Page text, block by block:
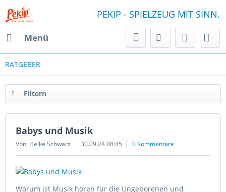
Menü
PEKIP - SPIELZEUG MIT SINN.
RATGEBER
Filtern
Babys und Musik
Von: Heike Schwarz 30.09.24 08:45 0 Kommentare
Warum ist Musik hören für die Ungeborenen und